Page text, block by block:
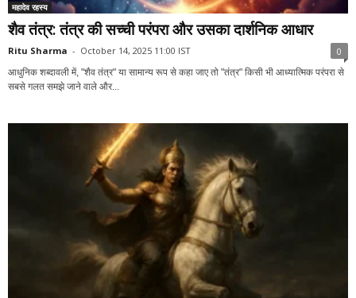
महादेव रहस्य
शैव तंत्र: तंत्र की सच्ची परंपरा और उसका दार्शनिक आधार
Ritu Sharma - October 14, 2025 11:00 IST 0
आधुनिक शब्दावली में, "शैव तंत्र" या सामान्य रूप से कहा जाए तो "तंत्र" किसी भी आध्यात्मिक परंपरा से
सबसे गलत समझे जाने वाले और...